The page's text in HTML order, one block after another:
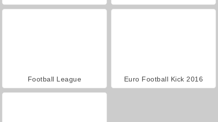
Football League Euro Football Kick 2016